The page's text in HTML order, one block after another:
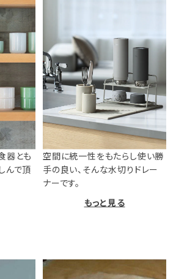
器とも
んで頂
空間に統一性をもたらし使い勝
手の良い、そんな水切りドレー
ナーです。
もっと見る